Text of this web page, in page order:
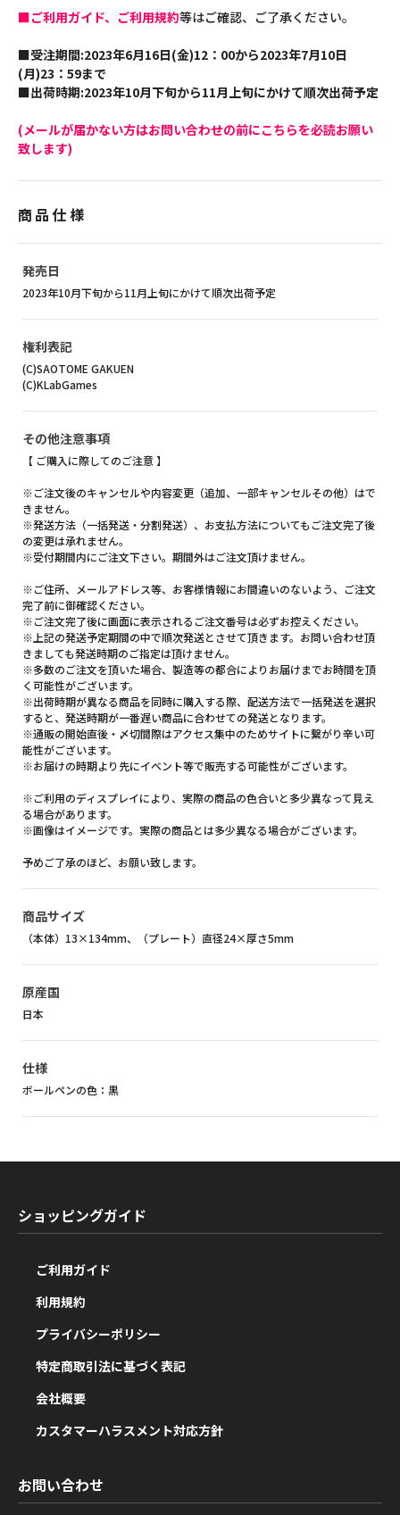
■ご利用ガイド、ご利用規約等はご確認、ご了承ください。
■受注期間:2023年6月16日(金)12：00から2023年7月10日
(月)23：59まで
■出荷時期:2023年10月下旬から11月上旬にかけて順次出荷予定
(メールが届かない方はお問い合わせの前にこちらを必読お願い
致します)
商品仕様
発売日
2023年10月下旬から11月上旬にかけて順次出荷予定
権利表記
(C)SAOTOME GAKUEN
(C)KLabGames
その他注意事項
【 ご購入に際してのご注意 】
※ご注文後のキャンセルや内容変更（追加、一部キャンセルその他）はで
きません。
※発送方法（一括発送・分割発送）、お支払方法についてもご注文完了後
の変更は承れません。
※受付期間内にご注文下さい。期間外はご注文頂けません。
※ご住所、メールアドレス等、お客様情報にお間違いのないよう、ご注文
完了前に御確認ください。
※ご注文完了後に画面に表示されるご注文番号は必ずお控えください。
※上記の発送予定期間の中で順次発送とさせて頂きます。お問い合わせ頂
きましても発送時期のご指定は頂けません。
※多数のご注文を頂いた場合、製造等の都合によりお届けまでお時間を頂
く可能性がございます。
※出荷時期が異なる商品を同時に購入する際、配送方法で一括発送を選択
すると、発送時期が一番遅い商品に合わせての発送となります。
※通販の開始直後・〆切間際はアクセス集中のためサイトに繋がり辛い可
能性がございます。
※お届けの時期より先にイベント等で販売する可能性がございます。
※ご利用のディスプレイにより、実際の商品の色合いと多少異なって見え
る場合があります。
※画像はイメージです。実際の商品とは多少異なる場合がございます。
予めご了承のほど、お願い致します。
商品サイズ
（本体）13×134mm、（プレート）直径24×厚さ5mm
原産国
日本
仕様
ボールペンの色：黒
ショッピングガイド
ご利用ガイド
利用規約
プライバシーポリシー
特定商取引法に基づく表記
会社概要
カスタマーハラスメント対応方針
お問い合わせ